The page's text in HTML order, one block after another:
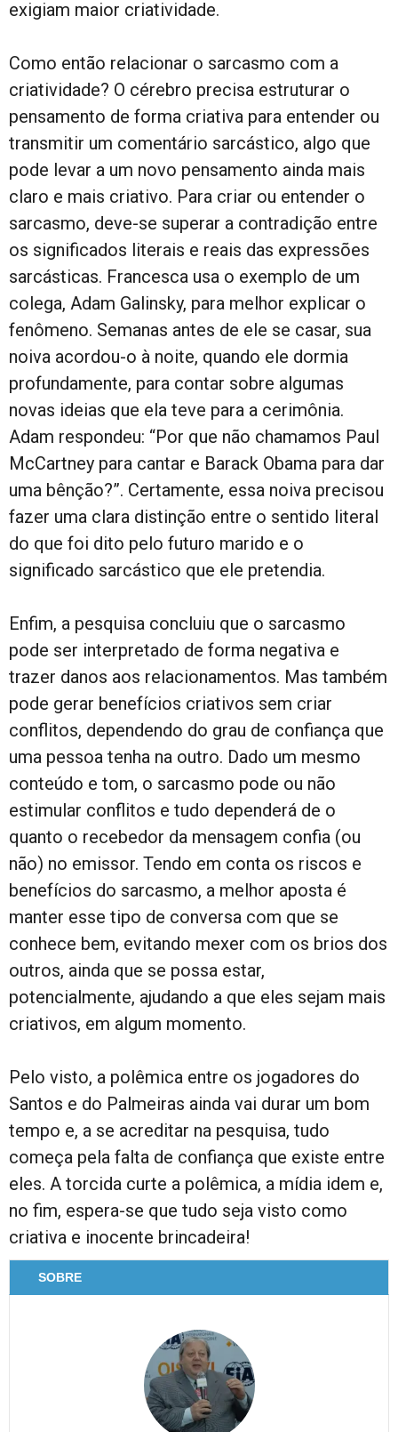
exigiam maior criatividade.
Como então relacionar o sarcasmo com a
criatividade? O cérebro precisa estruturar o
pensamento de forma criativa para entender ou
transmitir um comentário sarcástico, algo que
pode levar a um novo pensamento ainda mais
claro e mais criativo. Para criar ou entender o
sarcasmo, deve-se superar a contradição entre
os significados literais e reais das expressões
sarcásticas. Francesca usa o exemplo de um
colega, Adam Galinsky, para melhor explicar o
fenômeno. Semanas antes de ele se casar, sua
noiva acordou-o à noite, quando ele dormia
profundamente, para contar sobre algumas
novas ideias que ela teve para a cerimônia.
Adam respondeu: “Por que não chamamos Paul
McCartney para cantar e Barack Obama para dar
uma bênção?”. Certamente, essa noiva precisou
fazer uma clara distinção entre o sentido literal
do que foi dito pelo futuro marido e o
significado sarcástico que ele pretendia.
Enfim, a pesquisa concluiu que o sarcasmo
pode ser interpretado de forma negativa e
trazer danos aos relacionamentos. Mas também
pode gerar benefícios criativos sem criar
conflitos, dependendo do grau de confiança que
uma pessoa tenha na outro. Dado um mesmo
conteúdo e tom, o sarcasmo pode ou não
estimular conflitos e tudo dependerá de o
quanto o recebedor da mensagem confia (ou
não) no emissor. Tendo em conta os riscos e
benefícios do sarcasmo, a melhor aposta é
manter esse tipo de conversa com que se
conhece bem, evitando mexer com os brios dos
outros, ainda que se possa estar,
potencialmente, ajudando a que eles sejam mais
criativos, em algum momento.
Pelo visto, a polêmica entre os jogadores do
Santos e do Palmeiras ainda vai durar um bom
tempo e, a se acreditar na pesquisa, tudo
começa pela falta de confiança que existe entre
eles. A torcida curte a polêmica, a mídia idem e,
no fim, espera-se que tudo seja visto como
criativa e inocente brincadeira!
SOBRE